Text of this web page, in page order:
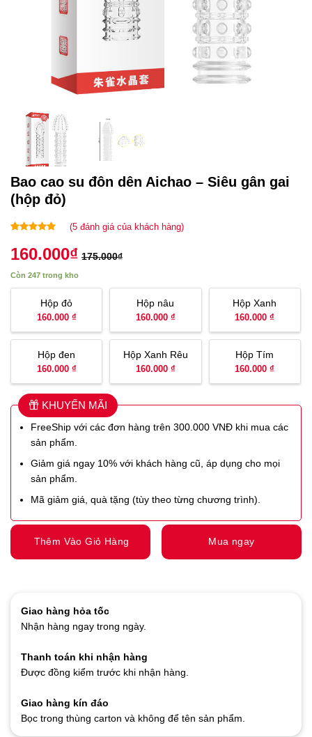
Bao cao su đôn dên Aichao – Siêu gân gai
(hộp đỏ)
dựa trên
(5đánh giá của khách hàng)
160.000₫ 175.000₫
Còn 247 trong kho
Hộp đỏ
160.000 ₫
Hộp nâu
160.000 ₫
Hộp Xanh
160.000 ₫
Hộp đen
160.000 ₫
Hộp Xanh Rêu
160.000 ₫
Hộp Tím
160.000 ₫
KHUYẾN MÃI
FreeShip với các đơn hàng trên 300.000 VNĐ khi mua các
sản phẩm.
Giảm giá ngay 10% với khách hàng cũ, áp dụng cho mọi
sản phẩm.
Mã giảm giá, quà tặng (tùy theo từng chương trình).
Thêm Vào Giỏ Hàng Mua ngay
Giao hàng hỏa tốc
Nhận hàng ngay trong ngày.
Thanh toán khi nhận hàng
Được đồng kiểm trước khi nhận hàng.
Giao hàng kín đáo
Bọc trong thùng carton và không để tên sản phẩm.